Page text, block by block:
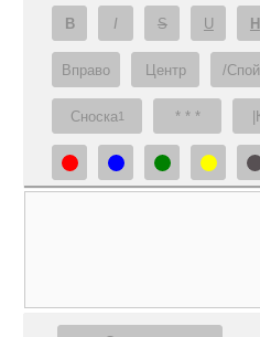
B I S U H
Вправо Центр /
Сноска1 * * *